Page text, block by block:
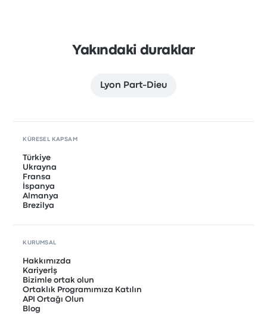
Yakındaki duraklar
Lyon Part-Dieu
KÜRESEL KAPSAM
Türkiye
Ukrayna
Fransa
İspanya
Almanya
Brezilya
KURUMSAL
Hakkımızda
Kariyerİş
Bizimle ortak olun
Ortaklık Programımıza Katılın
API Ortağı Olun
Blog